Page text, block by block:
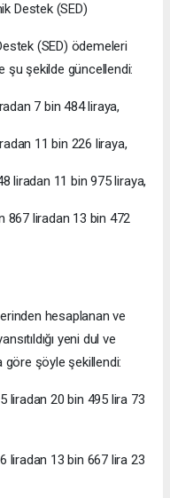
Destek (SED)
(SED) ödemeleri
şu şekilde güncellendi:
7 bin 484 liraya,
11 bin 226 liraya,
liradan 11 bin 975 liraya,
867 liradan 13 bin 472
hesaplanan ve
yeni dul ve
göre şöyle şekillendi:
liradan 20 bin 495 lira 73
liradan 13 bin 667 lira 23